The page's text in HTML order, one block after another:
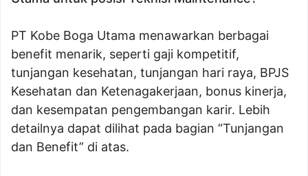
PT Kobe Boga Utama menawarkan berbagai
benefit menarik, seperti gaji kompetitif,
tunjangan kesehatan, tunjangan hari raya, BPJS
Kesehatan dan Ketenagakerjaan, bonus kinerja,
dan kesempatan pengembangan karir. Lebih
detailnya dapat dilihat pada bagian “Tunjangan
dan Benefit” di atas.